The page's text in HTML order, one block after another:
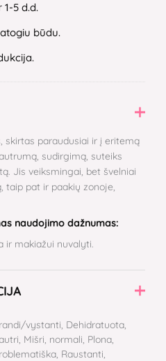
1-5 d.d.
būdu.
skirtas paraudusiai ir į eritemą
sudirgimą, suteiks
Jis veiksmingai, bet švelniai
taip pat ir paakių zonoje,
naudojimo dažnumas:
ir makiažui nuvalyti.
vystanti, Dehidratuota,
Mišri, normali, Plona,
Raustanti,